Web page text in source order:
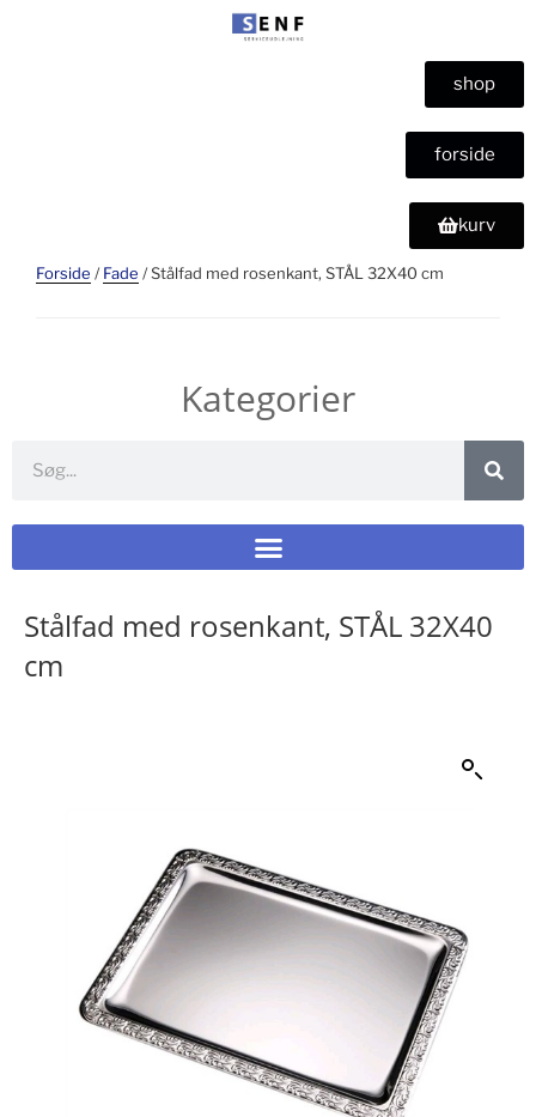
shop
forside
kurv
Forside /Fade / Stålfad med rosenkant, STÅL 32X40 cm
Kategorier
Stålfad med rosenkant, STÅL 32X40
cm